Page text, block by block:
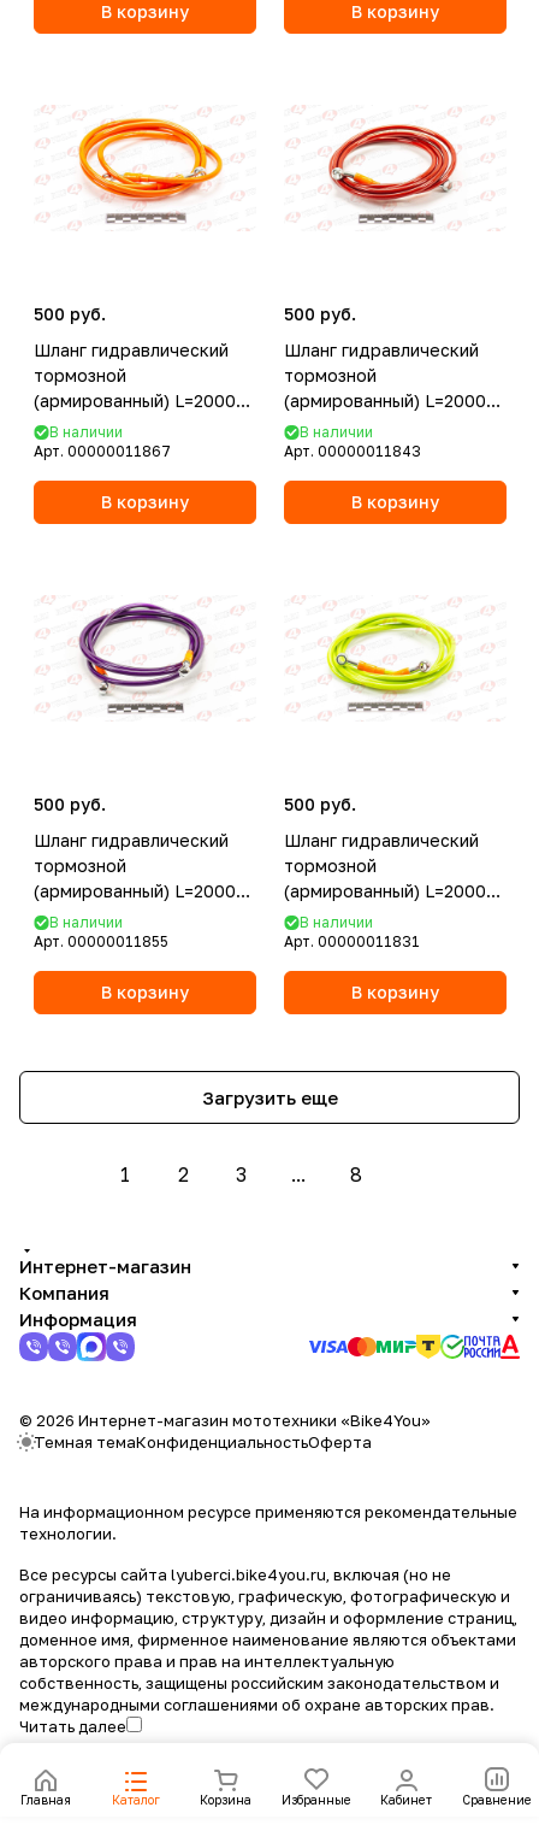
В корзину В корзину
500 руб.
Шланг гидравлический
тормозной
(армированный) L=2000
d=10мм оранжевый
В наличии
Арт. 00000011867
В корзину
500 руб.
Шланг гидравлический
тормозной
(армированный) L=2000
d=10мм красный
В наличии
Арт. 00000011843
В корзину
500 руб.
Шланг гидравлический
тормозной
(армированный) L=2000
d=10мм синий
В наличии
Арт. 00000011855
В корзину
500 руб.
Шланг гидравлический
тормозной
(армированный) L=2000
d=10мм зеленый
В наличии
Арт. 00000011831
В корзину
Загрузить еще
1 2 3 ... 8
Главная Каталог Корзина Избранные Кабинет Сравнение
Интернет-магазин
Компания
Информация
© 2026 Интернет-магазин мототехники «Bike4You»
Темная темаКонфиденциальностьОферта
На информационном ресурсе применяются рекомендательные
технологии.
Все ресурсы сайта lyuberci.bike4you.ru, включая (но не
ограничиваясь) текстовую, графическую, фотографическую и
видео информацию, структуру, дизайн и оформление страниц,
доменное имя, фирменное наименование являются объектами
авторского права и прав на интеллектуальную
собственность, защищены российским законодательством и
международными соглашениями об охране авторских прав.
Читать далее